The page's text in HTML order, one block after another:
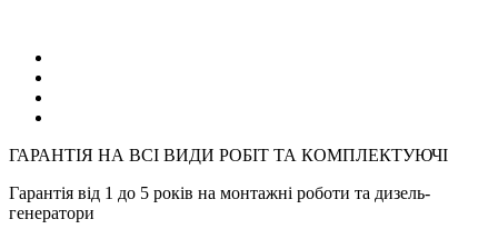
ГАРАНТІЯ НА ВСІ ВИДИ РОБІТ ТА КОМПЛЕКТУЮЧІ
Гарантія від 1 до 5 років на монтажні роботи та дизель-
генератори